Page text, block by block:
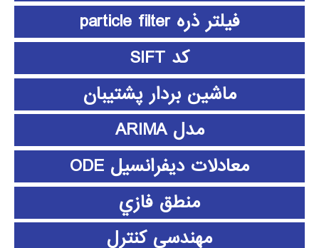
فیلتر ذره particle filter
کد SIFT
ماشین بردار پشتیبان
مدل ARIMA
معادلات دیفرانسیل ODE
منطق فازي
مهندسی کنترل